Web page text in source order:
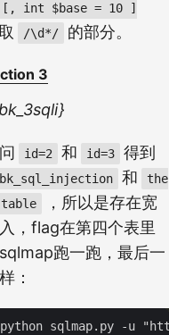
[, int $base = 10 ]
/\d*/ 的部分。
3
id=2 和 id=3
得到
和
the
，所以是存在宽
，flag在第四个表里
跑一跑，最后一
：